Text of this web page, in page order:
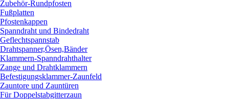
Zubehör-Rundpfosten
Fußplatten
Pfostenkappen
Spanndraht und Bindedraht
Geflechtspannstab
Drahtspanner,Ösen,Bänder
Klammern-Spanndrahthalter
Zange und Drahtklammern
Befestigungsklammer-Zaunfeld
Zauntore und Zauntüren
Für Doppelstabgitterzaun